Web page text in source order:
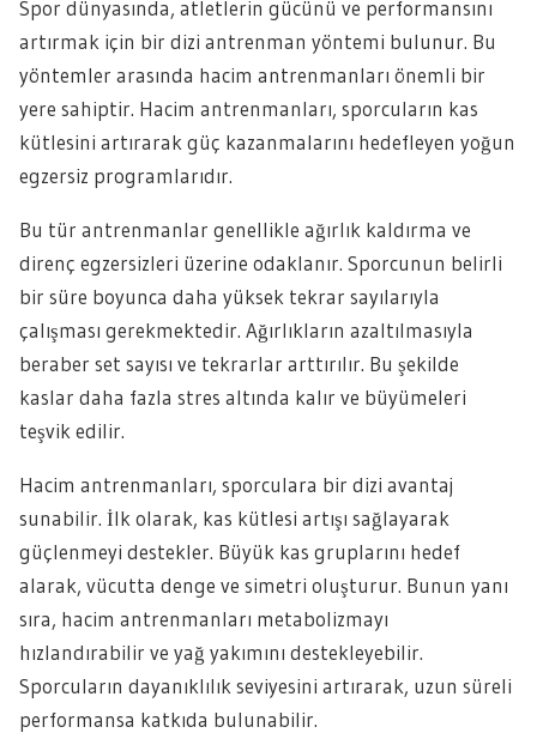
Spor dünyasında, atletlerin gücünü ve performansını
artırmak için bir dizi antrenman yöntemi bulunur. Bu
yöntemler arasında hacim antrenmanları önemli bir
yere sahiptir. Hacim antrenmanları, sporcuların kas
kütlesini artırarak güç kazanmalarını hedefleyen yoğun
egzersiz programlarıdır.
Bu tür antrenmanlar genellikle ağırlık kaldırma ve
direnç egzersizleri üzerine odaklanır. Sporcunun belirli
bir süre boyunca daha yüksek tekrar sayılarıyla
çalışması gerekmektedir. Ağırlıkların azaltılmasıyla
beraber set sayısı ve tekrarlar arttırılır. Bu şekilde
kaslar daha fazla stres altında kalır ve büyümeleri
teşvik edilir.
Hacim antrenmanları, sporculara bir dizi avantaj
sunabilir. İlk olarak, kas kütlesi artışı sağlayarak
güçlenmeyi destekler. Büyük kas gruplarını hedef
alarak, vücutta denge ve simetri oluşturur. Bunun yanı
sıra, hacim antrenmanları metabolizmayı
hızlandırabilir ve yağ yakımını destekleyebilir.
Sporcuların dayanıklılık seviyesini artırarak, uzun süreli
performansa katkıda bulunabilir.